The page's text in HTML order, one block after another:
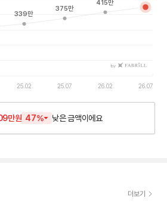
25.02 25.07 26.02 26.07
by
339만
375만
415만
만원 47% 낮은금액이에요
더보기